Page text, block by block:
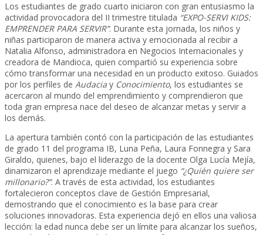
Los estudiantes de grado cuarto iniciaron con gran entusiasmo la
actividad provocadora del II trimestre titulada “EXPO-SERVI KIDS:
EMPRENDER PARA SERVIR”. Durante esta jornada, los niños y
niñas participaron de manera activa y emocionada al recibir a
Natalia Alfonso, administradora en Negocios Internacionales y
creadora de Mandioca, quien compartió su experiencia sobre
cómo transformar una necesidad en un producto exitoso. Guiados
por los perfiles de Audacia y Conocimiento, los estudiantes se
acercaron al mundo del emprendimiento y comprendieron que
toda gran empresa nace del deseo de alcanzar metas y servir a
los demás.
La apertura también contó con la participación de las estudiantes
de grado 11 del programa IB, Luna Peña, Laura Fonnegra y Sara
Giraldo, quienes, bajo el liderazgo de la docente Olga Lucía Mejía,
dinamizaron el aprendizaje mediante el juego “¿Quién quiere ser
millonario?”. A través de esta actividad, los estudiantes
fortalecieron conceptos clave de Gestión Empresarial,
demostrando que el conocimiento es la base para crear
soluciones innovadoras. Esta experiencia dejó en ellos una valiosa
lección: la edad nunca debe ser un límite para alcanzar los sueños,